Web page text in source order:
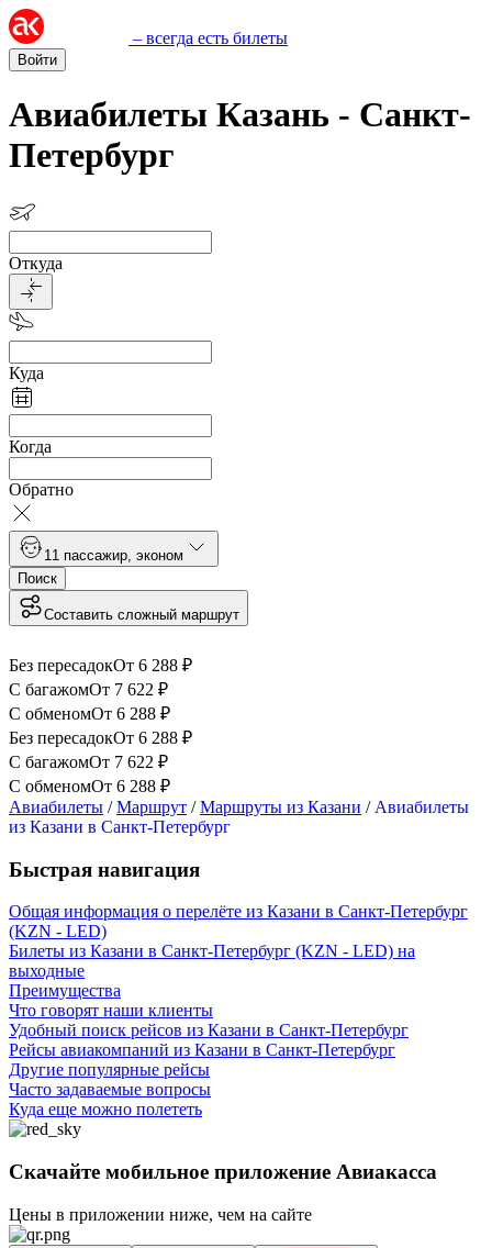
– всегда есть билеты
Войти
Авиабилеты Казань - Санкт-
Петербург
Откуда
Куда
Когда
Обратно
1 1 пассажир эконом
Поиск
Составить сложный маршрут
Без пересадокОт 6 288 ₽
С багажомОт 7 622 ₽
С обменомОт 6 288 ₽
Без пересадокОт 6 288 ₽
С багажомОт 7 622 ₽
С обменомОт 6 288 ₽
Авиабилеты /Маршрут /Маршруты из Казани / Авиабилеты
из Казани в Санкт-Петербург
Быстрая навигация
Общая информация о перелёте из Казани в Санкт-Петербург
(KZN - LED)
Билеты из Казани в Санкт-Петербург (KZN - LED) на
выходные
Преимущества
Что говорят наши клиенты
Удобный поиск рейсов из Казани в Санкт-Петербург
Рейсы авиакомпаний из Казани в Санкт-Петербург
Другие популярные рейсы
Часто задаваемые вопросы
Куда еще можно полететь
Скачайте мобильное приложение Авиакасса
Цены в приложении ниже, чем на сайте